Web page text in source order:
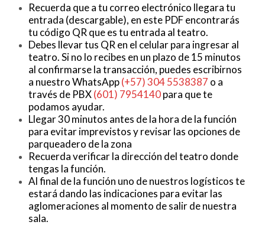
Recuerda que a tu correo electrónico llegara tu
entrada (descargable), en este PDF encontrarás
tu código QR que es tu entrada al teatro.
Debes llevar tus QR en el celular para ingresar al
teatro. Si no lo recibes en un plazo de 15 minutos
al confirmarse la transacción, puedes escribirnos
a nuestro WhatsApp(+57) 304 5538387 o a
través de PBX(601) 7954140para que te
podamos ayudar.
Llegar 30 minutos antes de la hora de la función
para evitar imprevistos y revisar las opciones de
parqueadero de la zona
Recuerda verificar la dirección del teatro donde
tengas la función.
Al final de la función uno de nuestros logísticos te
estará dando las indicaciones para evitar las
aglomeraciones al momento de salir de nuestra
sala.